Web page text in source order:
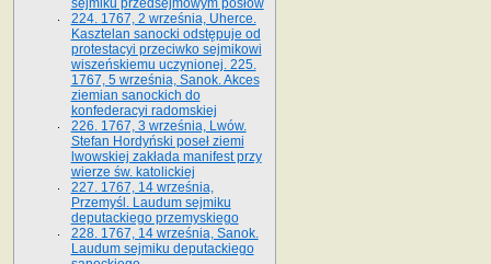
sejmiku przedsejmo­wym posłów
224. 1767, 2 września, Uherce.
Kasztelan sanocki odstępuje od
protestacyi przeciwko sejmikowi
wiszeńskiemu uczynionej. 225.
1767, 5 września, Sanok. Akces
ziemian sanockich do
konfederacyi radomskiej
226. 1767, 3 września, Lwów.
Stefan Hordyński poseł ziemi
lwowskiej zakłada manifest przy
wierze św. ka­tolickiej
227. 1767, 14 września,
Przemyśl. Laudum sejmiku
deputackiego przemyskiego
228. 1767, 14 września, Sanok.
Laudum sejmiku deputackiego